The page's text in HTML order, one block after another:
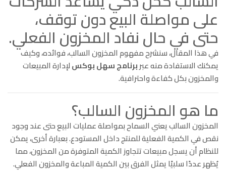
على مواصلة البيع دون توقف،
حتى في حال نفاد المخزون الفعلي.
في هذا المقال، سنشرح مفهوم المخزون السالب، فوائده، وكيف
يمكنك الاستفادة منه عبربرنامج سهل بوكسلإدارة المبيعات
والمخزون بكل كفاءة واحترافية.
ما هو المخزون السالب؟
المخزون السالب يعني السماح بمواصلة عمليات البيع حتى عند وجود
نقص في الكمية الفعلية للمنتج داخل المستودع. بعبارة أخرى، يمكن
للنظام أن يسجل مبيعات تتجاوز الكمية المتوفرة من المخزون، مما
يُظهر عددًا سلبيًا يمثل الفرق بين الكمية المباعة والمخزون الفعلي.